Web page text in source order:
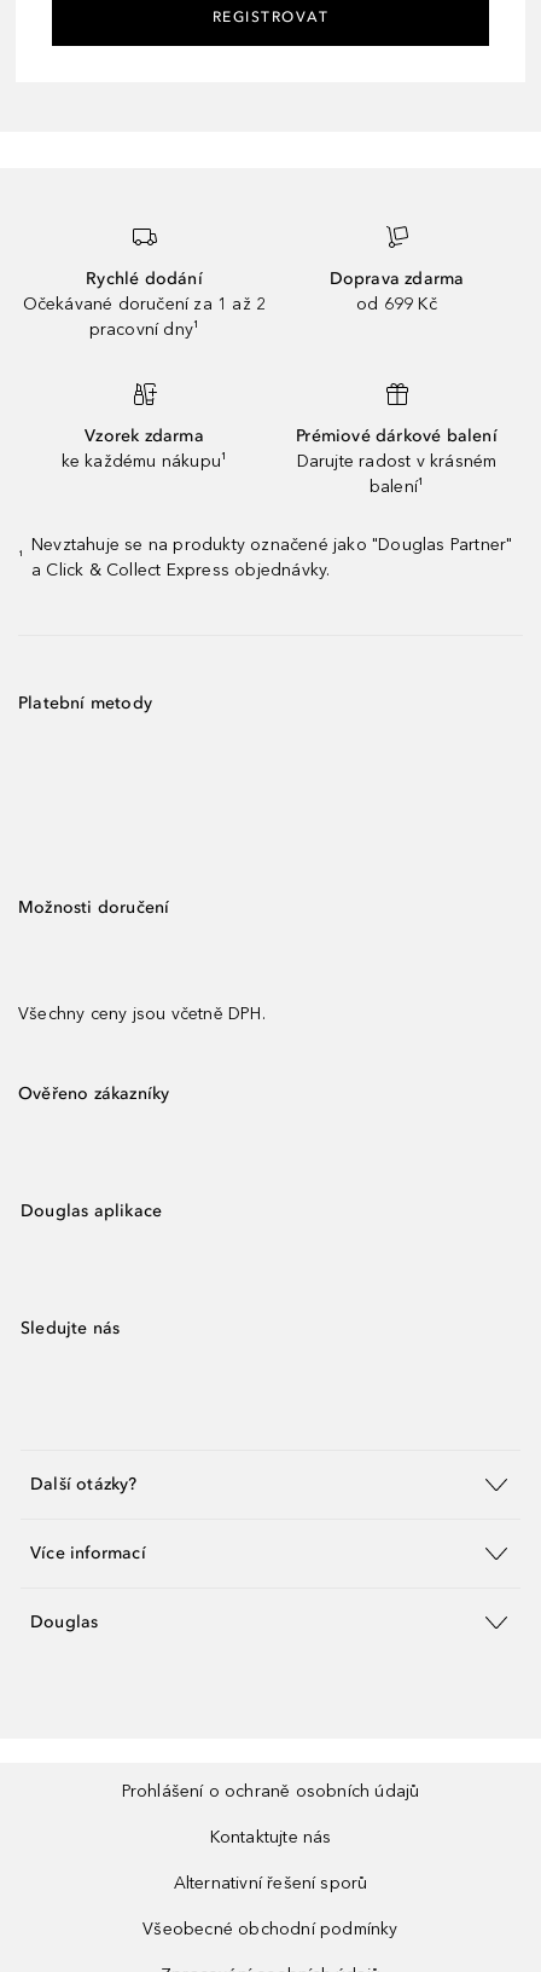
REGISTROVAT
Rychlé dodání
Očekávané doručení za 1 až 2
pracovní dny¹
Doprava zdarma
od 699 Kč
Vzorek zdarma
ke každému nákupu¹
Prémiové dárkové balení
Darujte radost v krásném
balení¹
¹
Nevztahuje se na produkty označené jako "Douglas Partner"
a Click & Collect Express objednávky.
Platební metody
Možnosti doručení
Všechny ceny jsou včetně DPH.
Ověřeno zákazníky
Douglas aplikace
Sledujte nás
Další otázky?
Více informací
Douglas
Prohlášení o ochraně osobních údajů
Kontaktujte nás
Alternativní řešení sporů
Všeobecné obchodní podmínky